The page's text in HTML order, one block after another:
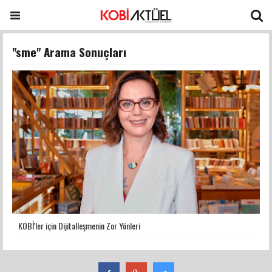
"sme" Arama Sonuçları
KOBİ'ler için Dijitalleşmenin Zor Yönleri